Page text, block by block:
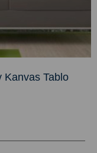
Kanvas Tablo